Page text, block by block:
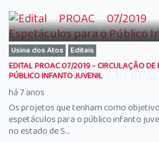
Usina dos Atos Editais
EDITAL PROAC 07/2019 - CIRCULAÇÃO DE
PÚBLICO INFANTO JUVENIL
há 7 anos
Os projetos que tenham como
espetáculos para o público infanto
no estado de S...